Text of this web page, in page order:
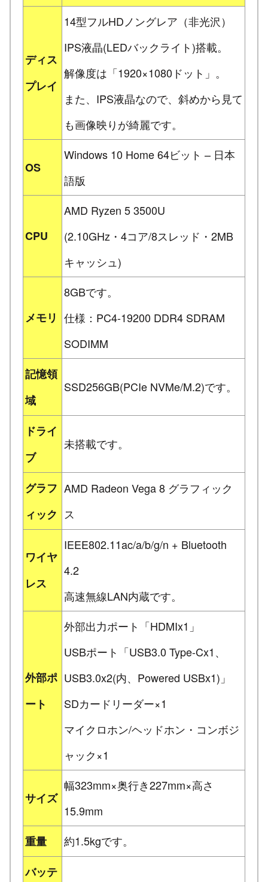
ディス
プレイ
14型フルHDノングレア（非光沢）
IPS液晶(LEDバックライト)搭載。
解像度は「1920×1080ドット」。
また、IPS液晶なので、斜めから見て
も画像映りが綺麗です。
OS
Windows 10 Home 64ビット – 日本
語版
CPU
AMD Ryzen 5 3500U
(2.10GHz・4コア/8スレッド・2MB
キャッシュ)
メモリ
8GBです。
仕様：PC4-19200 DDR4 SDRAM
SODIMM
記憶領
域
SSD256GB(PCIe NVMe/M.2)です。
ドライ
ブ
未搭載です。
グラフ
ィック
AMD Radeon Vega 8 グラフィック
ス
ワイヤ
レス
IEEE802.11ac/a/b/g/n + Bluetooth
4.2
高速無線LAN内蔵です。
外部ポ
ート
外部出力ポート「HDMIx1」
USBポート「USB3.0 Type-Cx1、
USB3.0x2(内、Powered USBx1)」
SDカードリーダー×1
マイクロホン/ヘッドホン・コンボジ
ャック×1
サイズ
幅323mm×奥行き227mm×高さ
15.9mm
重量
約1.5kgです。
バッテ